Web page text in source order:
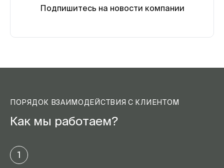
Подпишитесь на новости компании
ПОРЯДОК ВЗАИМОДЕЙСТВИЯ С КЛИЕНТОМ
Как мы работаем?
1